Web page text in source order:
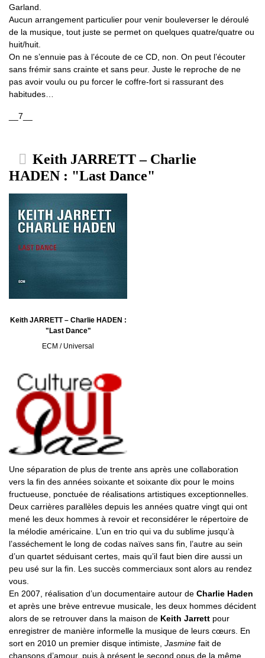
Garland.
Aucun arrangement particulier pour venir bouleverser le déroulé
de la musique, tout juste se permet on quelques quatre/quatre ou
huit/huit.
On ne s’ennuie pas à l’écoute de ce CD, non. On peut l’écouter
sans frémir sans crainte et sans peur. Juste le reproche de ne
pas avoir voulu ou pu forcer le coffre-fort si rassurant des
habitudes…
__7__
Keith JARRETT – Charlie
HADEN : "Last Dance"
Keith JARRETT – Charlie HADEN :
"Last Dance"
ECM / Universal
Une séparation de plus de trente ans après une collaboration
vers la fin des années soixante et soixante dix pour le moins
fructueuse, ponctuée de réalisations artistiques exceptionnelles.
Deux carrières parallèles depuis les années quatre vingt qui ont
mené les deux hommes à revoir et reconsidérer le répertoire de
la mélodie américaine. L’un en trio qui va du sublime jusqu‘à
l’asséchement le long de codas naïves sans fin, l’autre au sein
d’un quartet séduisant certes, mais qu’il faut bien dire aussi un
peu usé sur la fin. Les succès commerciaux sont alors au rendez
vous.
En 2007, réalisation d’un documentaire autour de Charlie Haden
et après une brève entrevue musicale, les deux hommes décident
alors de se retrouver dans la maison de Keith Jarrett pour
enregistrer de manière informelle la musique de leurs cœurs. En
sort en 2010 un premier disque intimiste, Jasmine fait de
chansons d’amour, puis à présent le second opus de la même